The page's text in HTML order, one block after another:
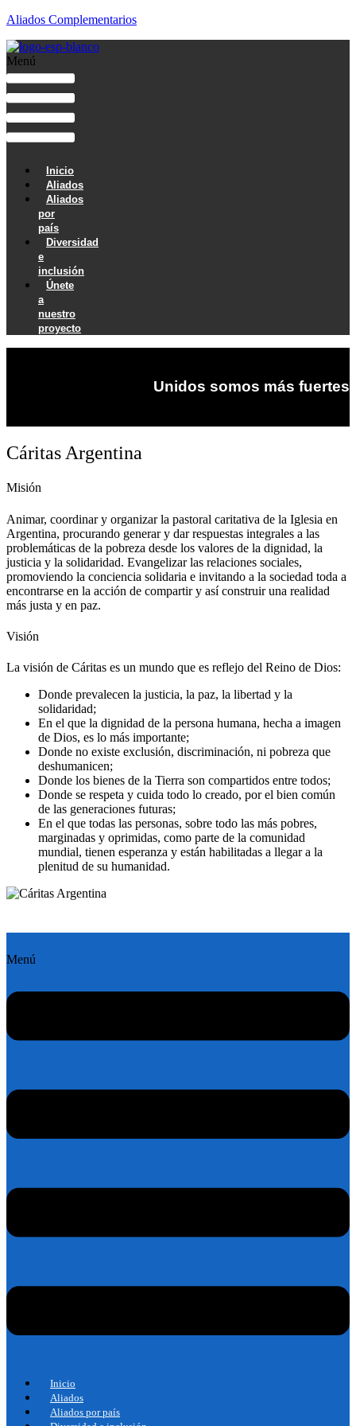
Aliados Complementarios
Menú
Inicio
Aliados
Aliados
por
país
Diversidad
e
inclusión
Únete
a
nuestro
proyecto
Unidos somos más fuertes
Cáritas Argentina
Misión
Animar, coordinar y organizar la pastoral caritativa de la Iglesia en
Argentina, procurando generar y dar respuestas integrales a las
problemáticas de la pobreza desde los valores de la dignidad, la
justicia y la solidaridad. Evangelizar las relaciones sociales,
promoviendo la conciencia solidaria e invitando a la sociedad toda a
encontrarse en la acción de compartir y así construir una realidad
más justa y en paz.
Visión
La visión de Cáritas es un mundo que es reflejo del Reino de Dios:
Donde prevalecen la justicia, la paz, la libertad y la
solidaridad;
En el que la dignidad de la persona humana, hecha a imagen
de Dios, es lo más importante;
Donde no existe exclusión, discriminación, ni pobreza que
deshumanicen;
Donde los bienes de la Tierra son compartidos entre todos;
Donde se respeta y cuida todo lo creado, por el bien común
de las generaciones futuras;
En el que todas las personas, sobre todo las más pobres,
marginadas y oprimidas, como parte de la comunidad
mundial, tienen esperanza y están habilitadas a llegar a la
plenitud de su humanidad.
Menú
Inicio
Aliados
Aliados por país